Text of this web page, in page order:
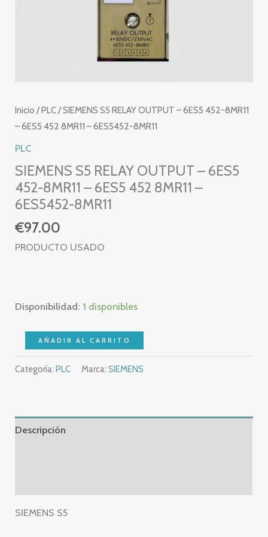
Inicio /PLC/ SIEMENS S5 RELAY OUTPUT – 6ES5 452-8MR11
– 6ES5 452 8MR11 – 6ES5452-8MR11
PLC
SIEMENS S5 RELAY OUTPUT – 6ES5
452-8MR11 – 6ES5 452 8MR11 –
6ES5452-8MR11
€97.00
PRODUCTO USADO
Disponibilidad: 1 disponibles
SIEMENS
S5
RELAY
6ES5
452-
8MR11
AÑADIR AL CARRITO
Categoría:PLC Marca:SIEMENS
Descripción
SIEMENS S5